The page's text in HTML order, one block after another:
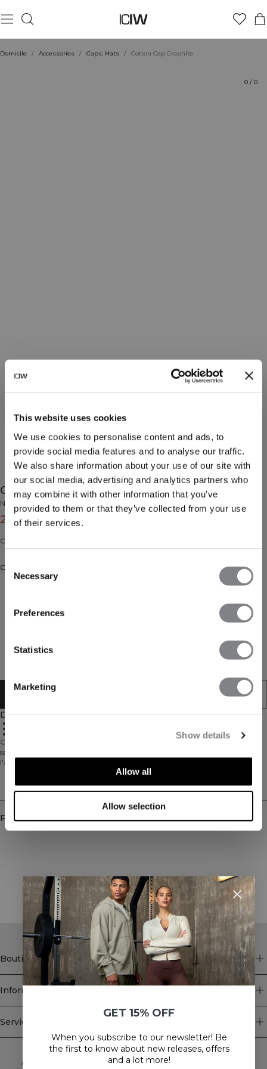
This website uses cookies
We use cookies to personalise content and ads, to
provide social media features and to analyse our traffic.
We also share information about your use of our site with
our social media, advertising and analytics partners who
may combine it with other information that you’ve
provided to them or that they’ve collected from your use
of their services.
Consent
Selection
Necessary
Preferences
Statistics
Marketing
Show details
Allow all
Allow selection
Domicile / Accessories / Caps, Hats / Cotton Cap Graphite
0 / 0
Cotton Cap Graphite
No Brand
23€29€ (-20%)
Cotton cap with snap back.
Couleur: Graphite
Description
Cette casquette a l'ambiance décontractée parfaite, que ce soit à la salle de
sport ou dans la rue. Elle est dotée d'une fermeture ajustable en plastique à
l'arrière et d'un logo ICIW brodé. 100% Coton.
Livraison & retours
Produits similaires
STYLE WITH
Boutique
Information
Service client
Newsletter
Abonnez-vous à notre newsletter! Recevez des offres
GET 15% OFF
When you subscribe to our newsletter! Be
the first to know about new releases, offers
and a lot more!